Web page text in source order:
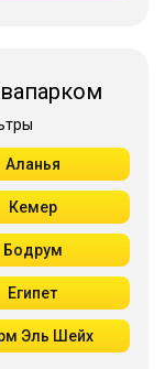
Аланья
Кемер
Бодрум
Египет
Эль Шейх